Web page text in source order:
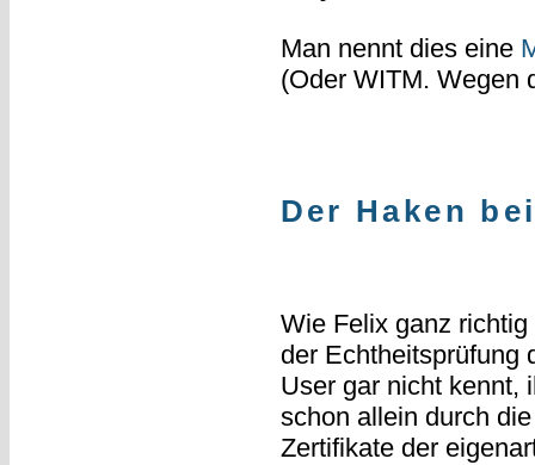
Man nennt dies eine
(Oder WITM. Wegen
Der Haken
Wie Felix ganz
der Echtheitsprüfung
User gar nicht kennt,
schon allein durch
Zertifikate der